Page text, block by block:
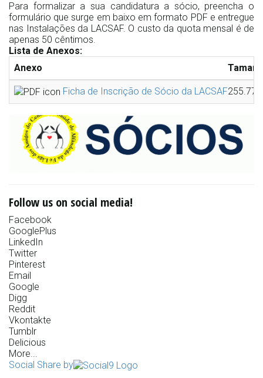
Para formalizar a sua candidatura a sócio, preencha o
formulário que surge em baixo em formato PDF e entregue
nas Instalações da LACSAF. O custo da quota mensal é de
apenas 50 cêntimos.
Lista de Anexos:
Anexo
Ficha de Inscrição de Sócio da LACSAF255.77
Follow us on social media!
Facebook
GooglePlus
LinkedIn
Twitter
Pinterest
Email
Google
Digg
Reddit
Vkontakte
Tumblr
Delicious
More...
Social Share by